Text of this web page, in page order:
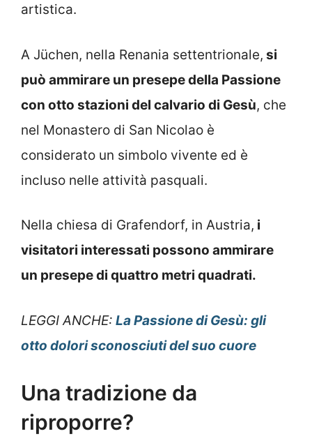
artistica.
A Jüchen, nella Renania settentrionale, si
può ammirare un presepe della Passione
con otto stazioni del calvario di Gesù, che
nel Monastero di San Nicolao è
considerato un simbolo vivente ed è
incluso nelle attività pasquali.
Nella chiesa di Grafendorf, in Austria, i
visitatori interessati possono ammirare
un presepe di quattro metri quadrati.
LEGGI ANCHE: La Passione di Gesù: gli
otto dolori sconosciuti del suo cuore
Una tradizione da
riproporre?